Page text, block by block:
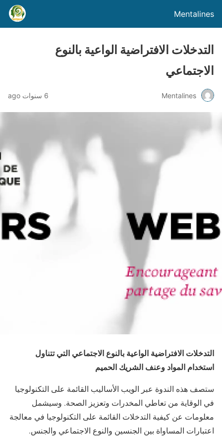
Mentalines
التدخلات الافتراضية الواعية بالنوع
الاجتماعي
Mentalines 6 سنوات ago
التدخلات الافتراضية الواعية بالنوع الاجتماعي التي تتناول
استخدام المواد وعنف الشريك الحميم
ستصف هذه الندوة عبر الويب الأساليب القائمة على التكنولوجيا
في الوقاية من تعاطي المخدرات وتعزيز الصحة. وسيشمل
معلومات عن كيفية التدخلات القائمة على التكنولوجيا في معالجة
اعتبارات المساواة بين الجنسين والنوع الاجتماعي والجنس.